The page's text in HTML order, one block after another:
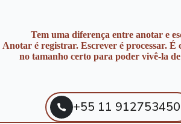
Tem uma diferença entre anotar e
Anotar é registrar. Escrever é processar. É
no tamanho certo para poder vivê-la
+55 11 912753450